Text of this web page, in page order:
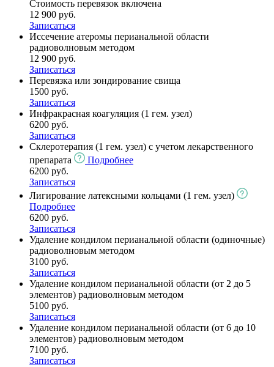
Cтоимость перевязок включена
12 900 руб.
Записаться
Иссечение атеромы перианальной области
радиоволновым методом
12 900 руб.
Записаться
Перевязка или зондирование свища
1500 руб.
Записаться
Инфракрасная коагуляция (1 гем. узел)
6200 руб.
Записаться
Склеротерапия (1 гем. узел) с учетом лекарственного
препарата
Подробнее
6200 руб.
Записаться
Лигирование латексными кольцами (1 гем. узел)
Подробнее
6200 руб.
Записаться
Удаление кондилом перианальной области (одиночные)
радиоволновым методом
3100 руб.
Записаться
Удаление кондилом перианальной области (от 2 до 5
элементов) радиоволновым методом
5100 руб.
Записаться
Удаление кондилом перианальной области (от 6 до 10
элементов) радиоволновым методом
7100 руб.
Записаться